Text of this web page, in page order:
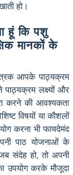
हो।
हूं कि पशु
मानकों के
आपके पाठ्यक्रम
लक्ष्यों और
करने की आवश्यकता
विषयों या कौशलों
करना भी फायदेमंद
पाठ योजनाओं के
संदेह हो, तो अपनी
उपयोग करके मौजूदा